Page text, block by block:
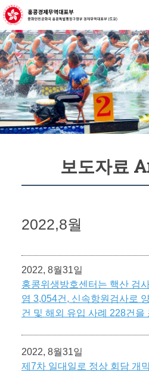
보도자료
2022,8월
2022, 8월31일
홍콩위생방호센터는 핵산 검
염 3,054건, 신속항원검사로
건 및 해외 유입 사례 228건을
2022, 8월31일
제7차 일대일로 정상 회담 개